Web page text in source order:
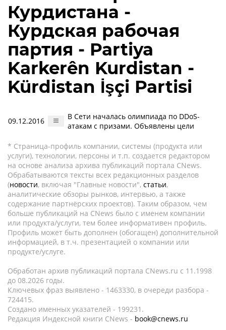
Курдистана -
Курдская рабочая
партия - Partiya
Karkerên Kurdistan -
Kürdistan İşçi Partisi
09.12.2016
В Сети началась олимпиада по DDoS-
атакам с призами. Объявлены цели
* Страница-профиль компании, системы (продукта или
услуги), технологии, персоны и т.п. создается редактором
на основе анализа архива публикаций портала CNews.
Обрабатываются тексты всех редакционных разделов
(новости, включая "Главные новости", статьи,
аналитические обзоры рынков, интервью, а также
содержание партнёрских проектов). Таким образом, чем
больше публикаций на CNews было с именем компании
или продукта/услуги, тем более информативен профиль.
Профиль может быть дополнен (обогащен) дополнительной
информацией, в т.ч. презентацией о компании или
продукте/услуге.
Обработан архив публикаций портала CNews.ru c 11.1998
до 08.2026 годы.
Ключевых фраз выявлено - 1463330, в очереди разбора -
724415.
Создано именных указателей - 199231.
Редакция Индексной книги CNews - book@cnews.ru